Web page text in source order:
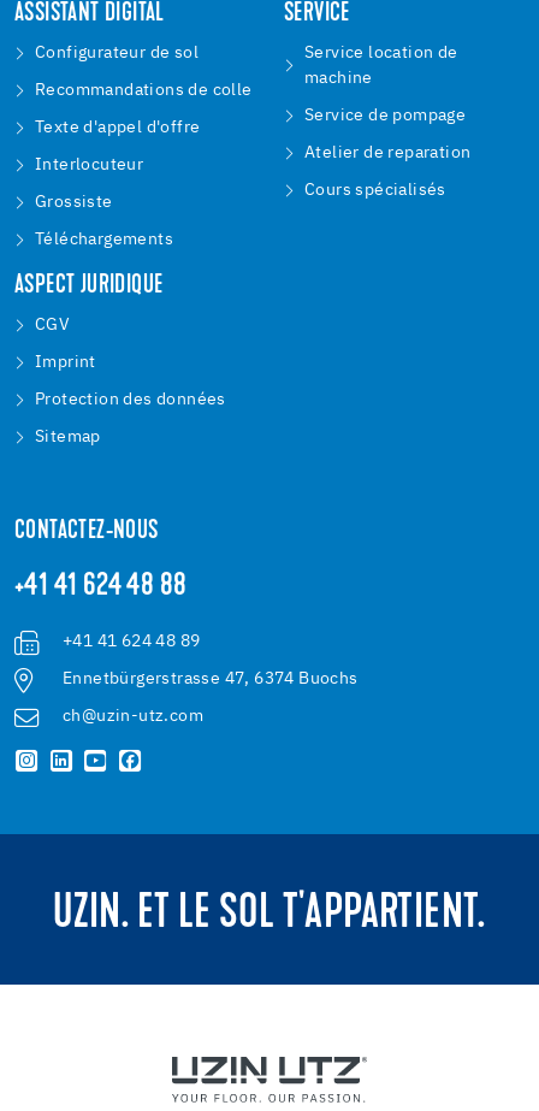
ASSISTANT DIGITAL
Configurateur de sol
Recommandations de colle
Texte d'appel d'offre
Interlocuteur
Grossiste
Téléchargements
SERVICE
Service location de
machine
Service de pompage
Atelier de reparation
Cours spécialisés
ASPECT JURIDIQUE
CGV
Imprint
Protection des données
Sitemap
CONTACTEZ-NOUS
+41 41 624 48 88
+41 41 624 48 89
Ennetbürgerstrasse 47, 6374 Buochs
ch@uzin-utz.com
UZIN. ET LE SOL T'APPARTIENT.